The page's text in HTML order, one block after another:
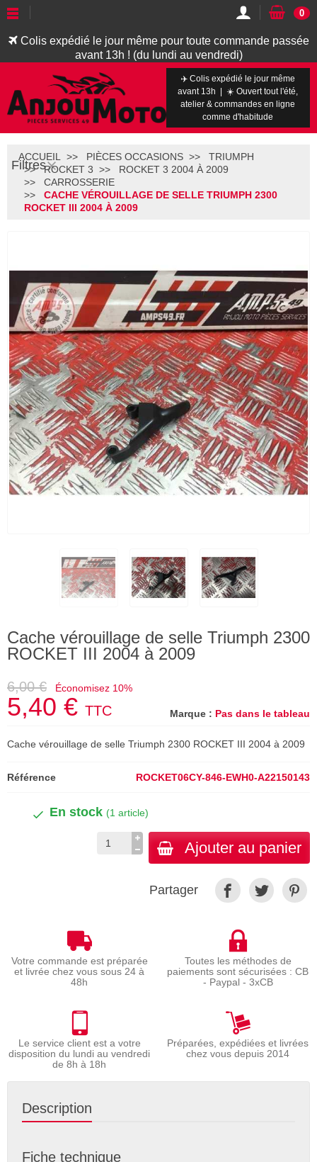
Colis expédié le jour même pour toute commande passée
avant 13h ! (du lundi au vendredi)
0
✈️ Colis expédié le jour même
avant 13h | ☀️ Ouvert tout l'été,
atelier & commandes en ligne
comme d'habitude
Filtres
ACCUEIL PIÈCES OCCASIONS
TRIUMPH
ROCKET 3
ROCKET 3 2004 À 2009
CARROSSERIE
CACHE VÉROUILLAGE DE SELLE TRIUMPH 2300
ROCKET III 2004 À 2009
Cache vérouillage de selle Triumph 2300
ROCKET III 2004 à 2009
Marque : Pas dans le tableau
6,00 € Économisez 10%
5,40 € TTC
Cache vérouillage de selle Triumph 2300 ROCKET III 2004 à 2009
Référence ROCKET06CY-846-EWH0-A22150143
En stock (1 article)
Ajouter au panier
Partager
Votre commande est préparée
et livrée chez vous sous 24 à
48h
Toutes les méthodes de
paiements sont sécurisées : CB
- Paypal - 3xCB
Le service client est a votre
disposition du lundi au vendredi
de 8h à 18h
Préparées, expédiées et livrées
chez vous depuis 2014
Description
Fiche technique